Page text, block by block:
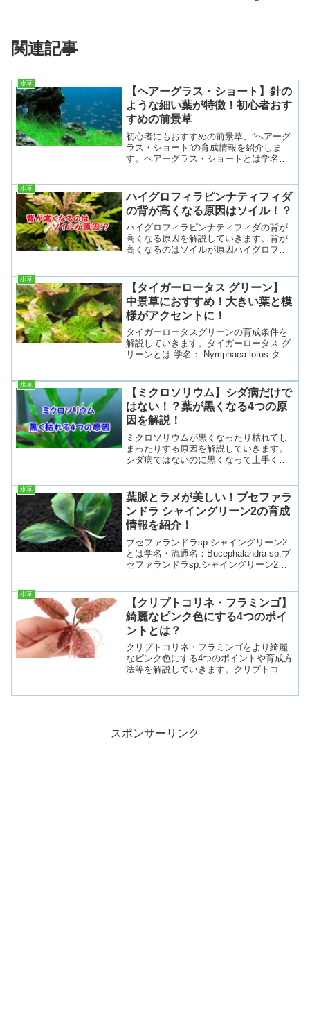
関連記事
水草
【ヘアーグラス・ショート】針の
ような細い葉が特徴！初心者おす
すめの前景草
初心者にもおすすめの前景草、”ヘアーグ
ラス・ショート”の育成情報を紹介しま
す。ヘアーグラス・ショートとは学名：
ラスの中では小型な種類になります。見
た...
水草
ハイグロフィラピンナティフィダ
の背が高くなる原因はソイル！？
ハイグロフィラピンナティフィダの背が
高くなる原因を解説していきます。背が
高くなるのはソイルが原因ハイグロフィ
が、木のように背が高くなって水上付近
まで大きくなったり、反対に...
水草
【タイガーロータス グリーン】
中景草におすすめ！大きい葉と模
様がアクセントに！
タイガーロータスグリーンの育成条件を
解説していきます。タイガーロータス グ
リーンとは 学名： Nymphaea lotus タイ
色の葉を展開します。育成環境によって
葉...
水草
【ミクロソリウム】シダ病だけで
はない！？葉が黒くなる4つの原
因を解説！
ミクロソリウムが黒くなったり枯れてし
まったりする原因を解説していきます。
シダ病ではないのに黒くなって上手く育
Microsorumミクロソリウムとはウラボシ
科の植物で、低光量でも...
水草
葉脈とラメが美しい！ブセファラ
ンドラ シャイングリーン2の育成
情報を紹介！
ブセファランドラsp.シャイングリーン2
とは学名・流通名：Bucephalandra sp.ブ
セファランドラsp.シャイングリーン2は
やや幅広の明るい緑葉をしており、他...
水草
【クリプトコリネ・フラミンゴ】
綺麗なピンク色にする4つのポイ
ントとは？
クリプトコリネ・フラミンゴをより綺麗
なピンク色にする4つのポイントや育成方
法等を解説していきます。クリプトコリ
スポンサーリンク